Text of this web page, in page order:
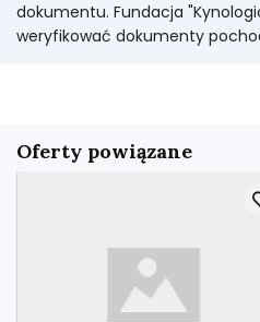
dokumentu. Fundacja
weryfikować dokumenty
Oferty powiązane